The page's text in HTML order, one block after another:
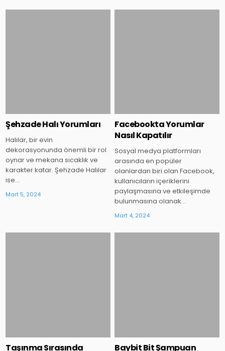
Şehzade Halı Yorumları
Halılar, bir evin
dekorasyonunda önemli bir rol
oynar ve mekana sıcaklık ve
karakter katar. Şehzade Halılar
ise…
Mart 5, 2024
Facebookta Yorumlar
Nasıl Kapatılır
Sosyal medya platformları
arasında en popüler
olanlardan biri olan Facebook,
kullanıcıların içeriklerini
paylaşmasına ve etkileşimde
bulunmasına olanak…
Mart 4, 2024
Taşınma Sırasında Baybit Bit Şampuan